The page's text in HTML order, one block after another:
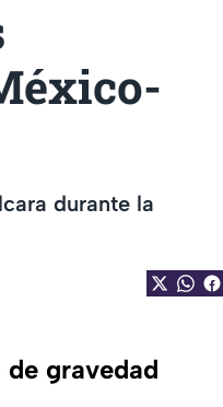
durante la
gravedad